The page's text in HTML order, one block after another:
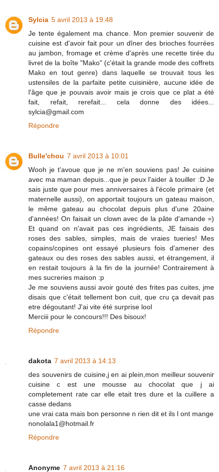
Sylcia 5 avril 2013 à 19:48
Je tente également ma chance. Mon premier souvenir de
cuisine est d'avoir fait pour un dîner des brioches fourrées
au jambon, fromage et crème d'après une recette tirée du
livret de la boîte "Mako" (c'était la grande mode des coffrets
Mako en tout genre) dans laquelle se trouvait tous les
ustensiles de la parfaite petite cuisinière, aucune idée de
l'âge que je pouvais avoir mais je crois que ce plat a été
fait, refait, rerefait... cela donne des idées...
sylcia@gmail.com
Répondre
Bulle'chou 7 avril 2013 à 10:01
Wooh je t'avoue que je ne m'en souviens pas! Je cuisine
avec ma maman depuis...que je peux l'aider à touiller :D Je
sais juste que pour mes anniversaires à l'école primaire (et
maternelle aussi), on apportait toujours un gateau maison,
le même gateau au chocolat depuis plus d'une 20aine
d'années! On faisait un clown avec de la pâte d'amande =)
Et quand on n'avait pas ces ingrédients, JE faisais des
roses des sables, simples, mais de vraies tueries! Mes
copains/copines ont essayé plusieurs fois d'amener des
gateaux ou des roses des sables aussi, et étrangement, il
en restait toujours à la fin de la journée! Contrairement à
mes sucreries maison :p
Je me souviens aussi avoir gouté des frites pas cuites, jme
disais que c'était tellement bon cuit, que cru ça devait pas
etre dégoutant! J'ai vite été surprise lool
Merciii pour le concours!!! Des bisoux!
Répondre
dakota 7 avril 2013 à 14:13
des souvenirs de cuisine,j en ai plein,mon meilleur souvenir
cuisine c est une mousse au chocolat que j ai
completement rate car elle etait tres dure et la cuillere a
casse dedans
une vrai cata mais bon personne n rien dit et ils l ont mange
nonolala1@hotmail.fr
Répondre
Anonyme 7 avril 2013 à 21:16